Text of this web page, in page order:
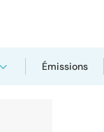
Émissions